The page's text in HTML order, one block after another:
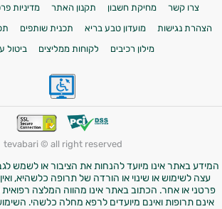
צרו קשר מחיקת חשבון תקנון האתר
מדיניות
הצהרת נגישות
מועדון טבע בריא תכנית שותפים
מילון רכיבים
לקוחות ממליצים ביטול
tevabari © all right reserved
המידע באתר אינו מיועד להנחות את הציבור או לשמש
עצה לשימוש או שינוי או הורדה של תרופה כלשהיא, ואין
פרטני או אחר. הכתוב באתר אינו מהווה המלצה
אינם תרופות ואינם מיועדים לרפא מחלה כלשהי.